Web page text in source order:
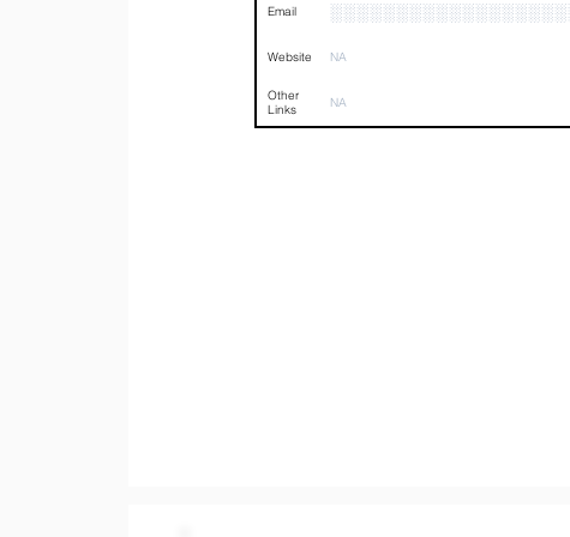
Email
Website NA
Other
Links
NA